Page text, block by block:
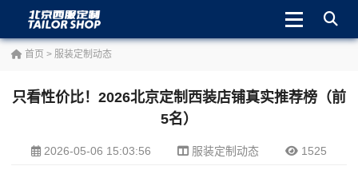
首页 > 服装定制动态
只看性价比！2026北京定制西装店铺真实推荐榜（前
5名）
2026-05-06 15:03:56 服装定制动态 1525